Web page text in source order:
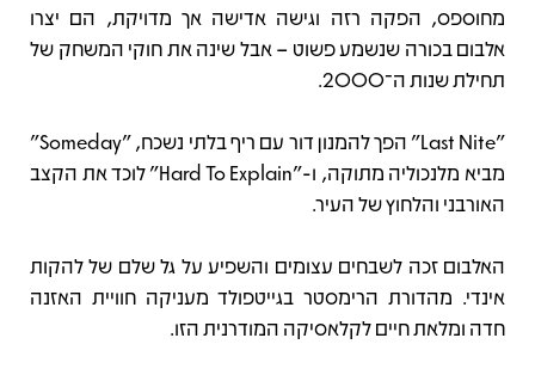
מחוספס, הפקה רזה וגישה אדישה אך מדויקת, הם יצרו
אלבום בכורה שנשמע פשוט – אבל שינה את חוקי המשחק של
תחילת שנות ה־2000.
"Last Nite" הפך להמנון דור עם ריף בלתי נשכח, "Someday"
מביא מלנכוליה מתוקה, ו-"Hard To Explain" לוכד את הקצב
האורבני והלחוץ של העיר.
האלבום זכה לשבחים עצומים והשפיע על גל שלם של להקות
אינדי. מהדורת הרימסטר בגייטפולד מעניקה חוויית האזנה
חדה ומלאת חיים לקלאסיקה המודרנית הזו.